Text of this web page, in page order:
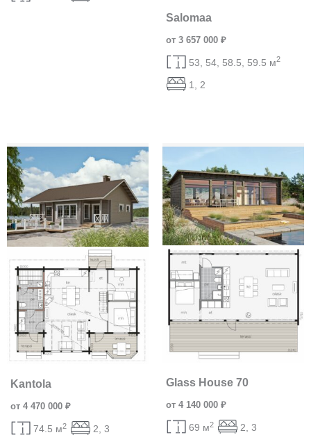
Salomaa
от 3 657 000 ₽
53, 54, 58.5, 59.5 м2
1, 2
Kantola
от 4 470 000 ₽
74.5 м2 2, 3
Glass House 70
от 4 140 000 ₽
69 м2 2, 3